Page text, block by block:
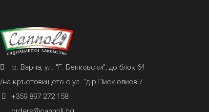
гр. Варна, ул. "Г. Бенковски", до блок 64
/на кръстовището с ул. "д-р Пискюлиев"/
+359 897 272 158